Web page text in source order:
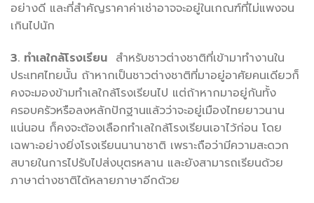
อย่างดี และที่สำคัญราคาค่าเช่าอาจจะอยู่ในเกณฑ์ที่ไม่แพงจน
เกินไปนัก
3. ทำเลใกล้โรงเรียน สำหรับชาวต่างชาติที่เข้ามาทำงานใน
ประเทศไทยนั้น ถ้าหากเป็นชาวต่างชาติที่มาอยู่อาศัยคนเดียวก็
คงจะมองข้ามทำเลใกล้โรงเรียนไป แต่ถ้าหากมาอยู่กันทั้ง
ครอบครัวหรือลงหลักปักฐานแล้วว่าจะอยู่เมืองไทยยาวนาน
แน่นอน ก็คงจะต้องเลือกทำเลใกล้โรงเรียนเอาไว้ก่อน โดย
เฉพาะอย่างยิ่งโรงเรียนนานาชาติ เพราะถือว่ามีความสะดวก
สบายในการไปรับไปส่งบุตรหลาน และยังสามารถเรียนด้วย
ภาษาต่างชาติได้หลายภาษาอีกด้วย